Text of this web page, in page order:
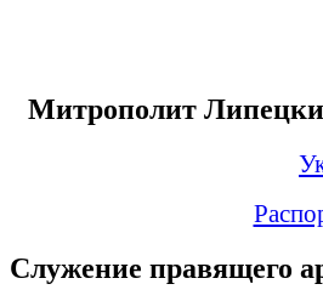
Митрополит
Служение правящего